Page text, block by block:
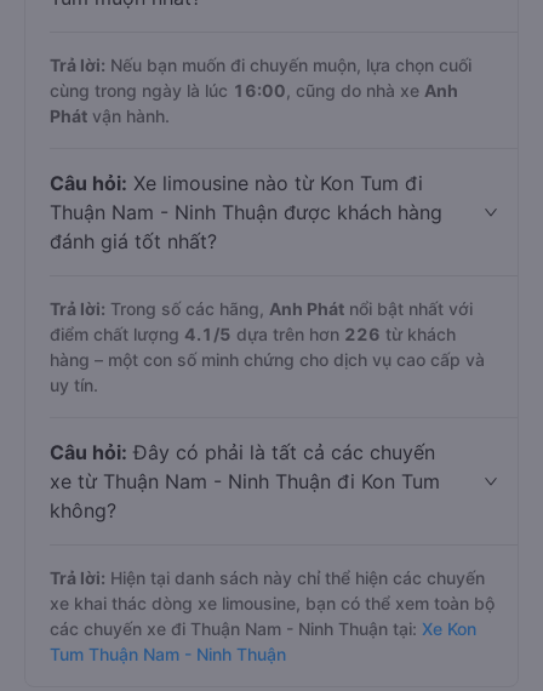
Trả lời: Nếu bạn muốn đi chuyến muộn, lựa chọn cuối
cùng trong ngày là lúc 16:00 , cũng do nhà xe Anh
Phát vận hành.
Câu hỏi: Xe limousine nào từ Kon Tum đi
Thuận Nam - Ninh Thuận được khách hàng
đánh giá tốt nhất?
Trả lời: Trong số các hãng, Anh Phát nổi bật nhất với
điểm chất lượng 4.1 /5 dựa trên hơn 226 từ khách
hàng – một con số minh chứng cho dịch vụ cao cấp và
uy tín.
Câu hỏi: Đây có phải là tất cả các chuyến
xe từ Thuận Nam - Ninh Thuận đi Kon Tum
không?
Trả lời: Hiện tại danh sách này chỉ thể hiện các chuyến
xe khai thác dòng xe limousine, bạn có thể xem toàn bộ
các chuyến xe đi Thuận Nam - Ninh Thuận tại: Xe Kon
Tum Thuận Nam - Ninh Thuận